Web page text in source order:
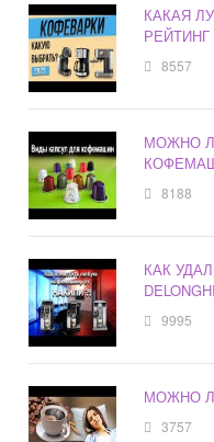
КАКАЯ
РЕЙТИНГ
8557
МОЖНО
8188
КАК
9995
МОЖНО
3757